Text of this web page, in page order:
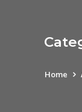
Home